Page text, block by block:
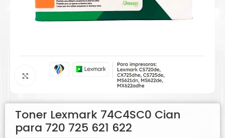
Agrandar
Toner Lexmark 74C4SC0 Cian
para 720 725 621 622